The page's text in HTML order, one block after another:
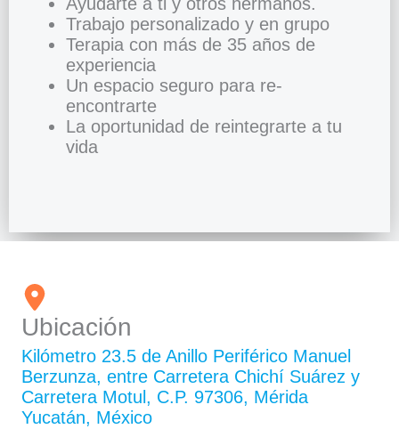
Trabajo personalizado y en grupo
Terapia con más de 35 años de
experiencia
Un espacio seguro para re-
encontrarte
La oportunidad de reintegrarte a tu
vida
Ubicación
Kilómetro 23.5 de Anillo Periférico Manuel
Berzunza, entre Carretera Chichí Suárez y
Carretera Motul, C.P. 97306, Mérida
Yucatán, México